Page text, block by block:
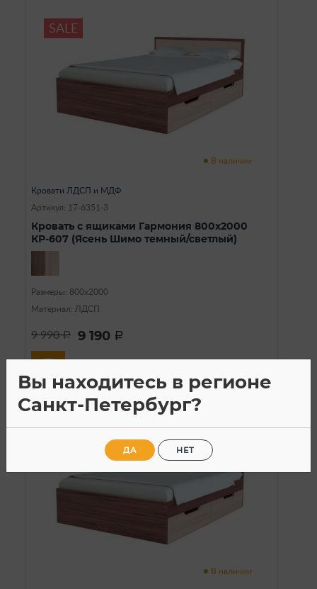
SALE
В наличии
Кровати ЛДСП и МДФ
Артикул: 17-6351-3
Кровать с ящиками Гармония 800х2000
КР-607 (Ясень Шимо темный/светлый)
Размеры: 800х2000
Материал: ЛДСП
9 990a 9 190 a
В наличии
Вы находитесь в регионе
Санкт-Петербург?
ДА НЕТ